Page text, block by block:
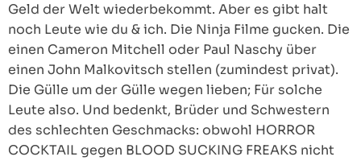
Geld der Welt wiederbekommt. Aber es gibt halt
noch Leute wie du & ich. Die Ninja Filme gucken. Die
einen Cameron Mitchell oder Paul Naschy über
einen John Malkovitsch stellen (zumindest privat).
Die Gülle um der Gülle wegen lieben; Für solche
Leute also. Und bedenkt, Brüder und Schwestern
des schlechten Geschmacks: obwohl HORROR
COCKTAIL gegen BLOOD SUCKING FREAKS nicht